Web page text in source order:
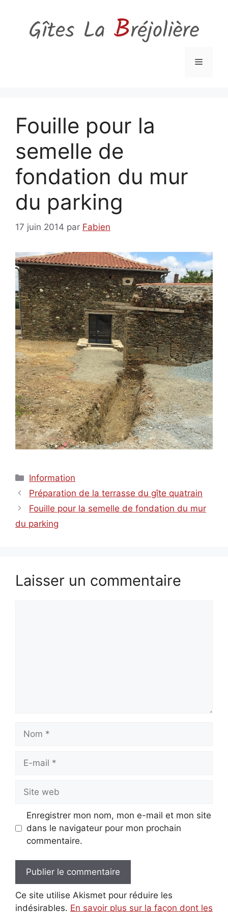
contenu
Menu
Fouille pour la
semelle de
fondation du mur
du parking
17 juin 2014 par Fabien
Catégories
Information
Préparation de la terrasse du gîte quatrain
Fouille pour la semelle de fondation du mur
du parking
Laisser un commentaire
mail
web
Enregistrer mon nom, mon e-mail et mon site
dans le navigateur pour mon prochain
commentaire.
Ce site utilise Akismet pour réduire les
indésirables. En savoir plus sur la façon dont les